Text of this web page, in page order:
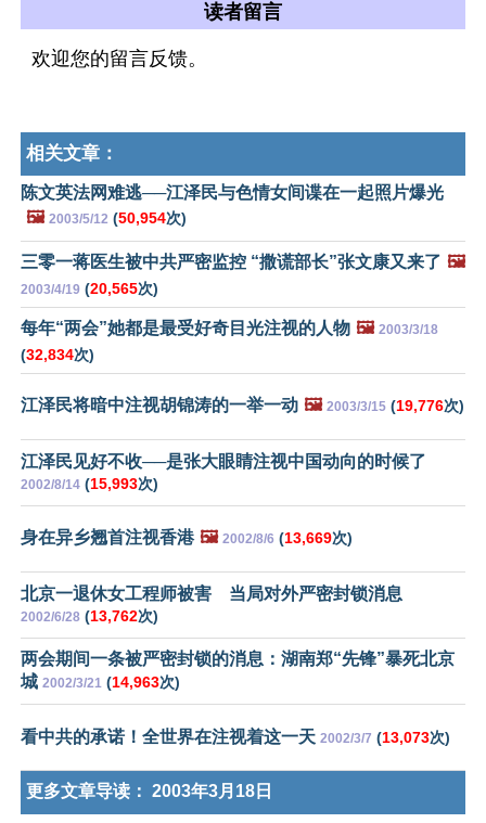
读者留言
欢迎您的留言反馈。
相关文章：
陈文英法网难逃──江泽民与色情女间谍在一起照片爆光
🖼️ 2003/5/12 (50,954次)
三零一蒋医生被中共严密监控 “撒谎部长”张文康又来了 🖼️
2003/4/19 (20,565次)
每年“两会”她都是最受好奇目光注视的人物 🖼️ 2003/3/18
(32,834次)
江泽民将暗中注视胡锦涛的一举一动 🖼️ 2003/3/15 (19,776次)
江泽民见好不收──是张大眼睛注视中国动向的时候了
2002/8/14 (15,993次)
身在异乡翘首注视香港 🖼️ 2002/8/6 (13,669次)
北京一退休女工程师被害 当局对外严密封锁消息
2002/6/28 (13,762次)
两会期间一条被严密封锁的消息：湖南郑“先锋”暴死北京
城 2002/3/21 (14,963次)
看中共的承诺！全世界在注视着这一天 2002/3/7 (13,073次)
更多文章导读： 2003年3月18日